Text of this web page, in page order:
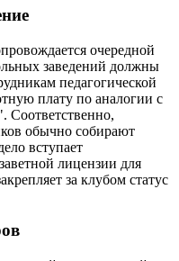
очередной
заведений должны
педагогической
плату по аналогии с
Соответственно,
обычно собирают
вступает
лицензии для
за клубом статус